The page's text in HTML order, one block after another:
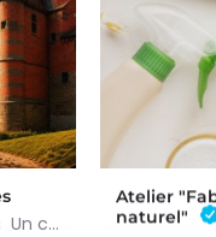
Balade Cluedo au Château de Trazegnies Un crime a été commis au Château de Trazegnies… À vous de résoudre…
Atelier
naturel"